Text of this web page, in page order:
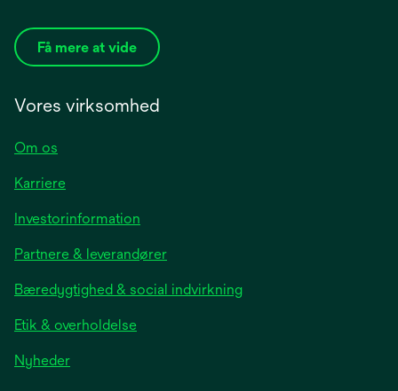
Få mere at vide
Vores virksomhed
Om os
Karriere
Investorinformation
a
new
Partnere & leverandører
Bæredygtighed & social indvirkning
Etik & overholdelse
Nyhederopens